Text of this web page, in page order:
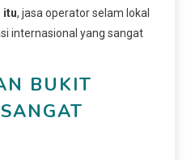
itu, jasa operator selam lokal
internasional yang sangat
BUKIT